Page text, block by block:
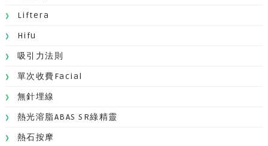
Liftera
Hifu
吸引力法則
單次收費facial
無針埋線
熱光溶脂ABAS SR綠精靈
熱石按摩